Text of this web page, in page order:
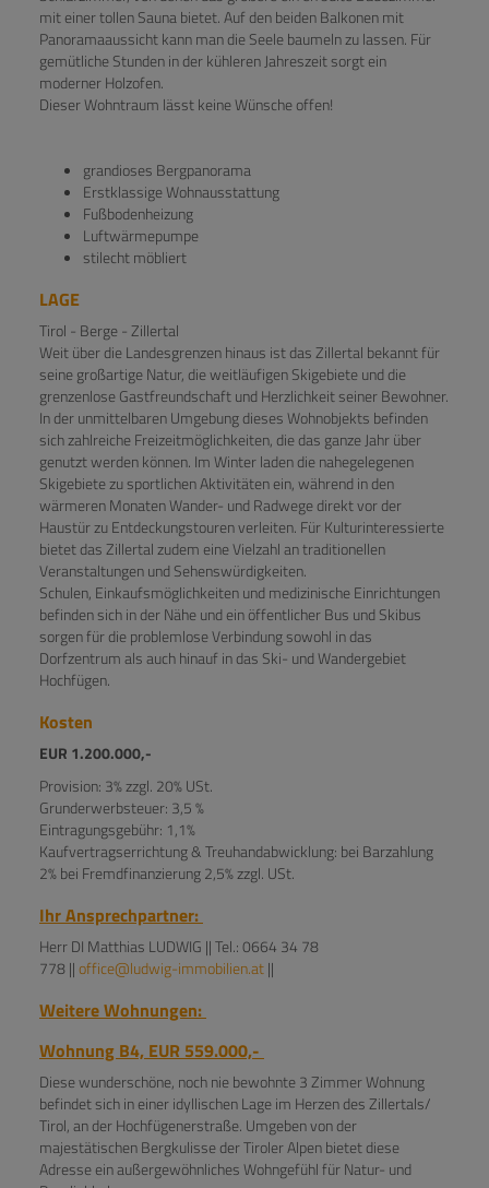
mit einer tollen Sauna bietet. Auf den beiden Balkonen mit
Panoramaaussicht kann man die Seele baumeln zu lassen. Für
gemütliche Stunden in der kühleren Jahreszeit sorgt ein
moderner Holzofen.
Dieser Wohntraum lässt keine Wünsche offen!
grandioses Bergpanorama
Erstklassige Wohnausstattung
Fußbodenheizung
Luftwärmepumpe
stilecht möbliert
LAGE
Tirol - Berge - Zillertal
Weit über die Landesgrenzen hinaus ist das Zillertal bekannt für
seine großartige Natur, die weitläufigen Skigebiete und die
grenzenlose Gastfreundschaft und Herzlichkeit seiner Bewohner.
In der unmittelbaren Umgebung dieses Wohnobjekts befinden
sich zahlreiche Freizeitmöglichkeiten, die das ganze Jahr über
genutzt werden können. Im Winter laden die nahegelegenen
Skigebiete zu sportlichen Aktivitäten ein, während in den
wärmeren Monaten Wander- und Radwege direkt vor der
Haustür zu Entdeckungstouren verleiten. Für Kulturinteressierte
bietet das Zillertal zudem eine Vielzahl an traditionellen
Veranstaltungen und Sehenswürdigkeiten.
Schulen, Einkaufsmöglichkeiten und medizinische Einrichtungen
befinden sich in der Nähe und ein öffentlicher Bus und Skibus
sorgen für die problemlose Verbindung sowohl in das
Dorfzentrum als auch hinauf in das Ski- und Wandergebiet
Hochfügen.
Kosten
EUR 1.200.000,-
Provision: 3% zzgl. 20% USt.
Grunderwerbsteuer: 3,5 %
Eintragungsgebühr: 1,1%
Kaufvertragserrichtung & Treuhandabwicklung: bei Barzahlung
2% bei Fremdfinanzierung 2,5% zzgl. USt.
Ihr Ansprechpartner:
Herr DI Matthias LUDWIG || Tel.: 0664 34 78
778 ||office@ludwig-immobilien.at||
Weitere Wohnungen:
Wohnung B4, EUR 559.000,-
Diese wunderschöne, noch nie bewohnte 3 Zimmer Wohnung
befindet sich in einer idyllischen Lage im Herzen des Zillertals/
Tirol, an der Hochfügenerstraße. Umgeben von der
majestätischen Bergkulisse der Tiroler Alpen bietet diese
Adresse ein außergewöhnliches Wohngefühl für Natur- und